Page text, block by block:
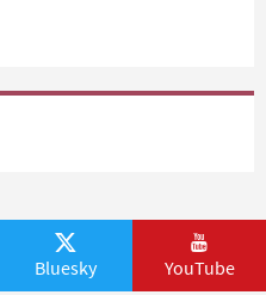
Bluesky YouTube